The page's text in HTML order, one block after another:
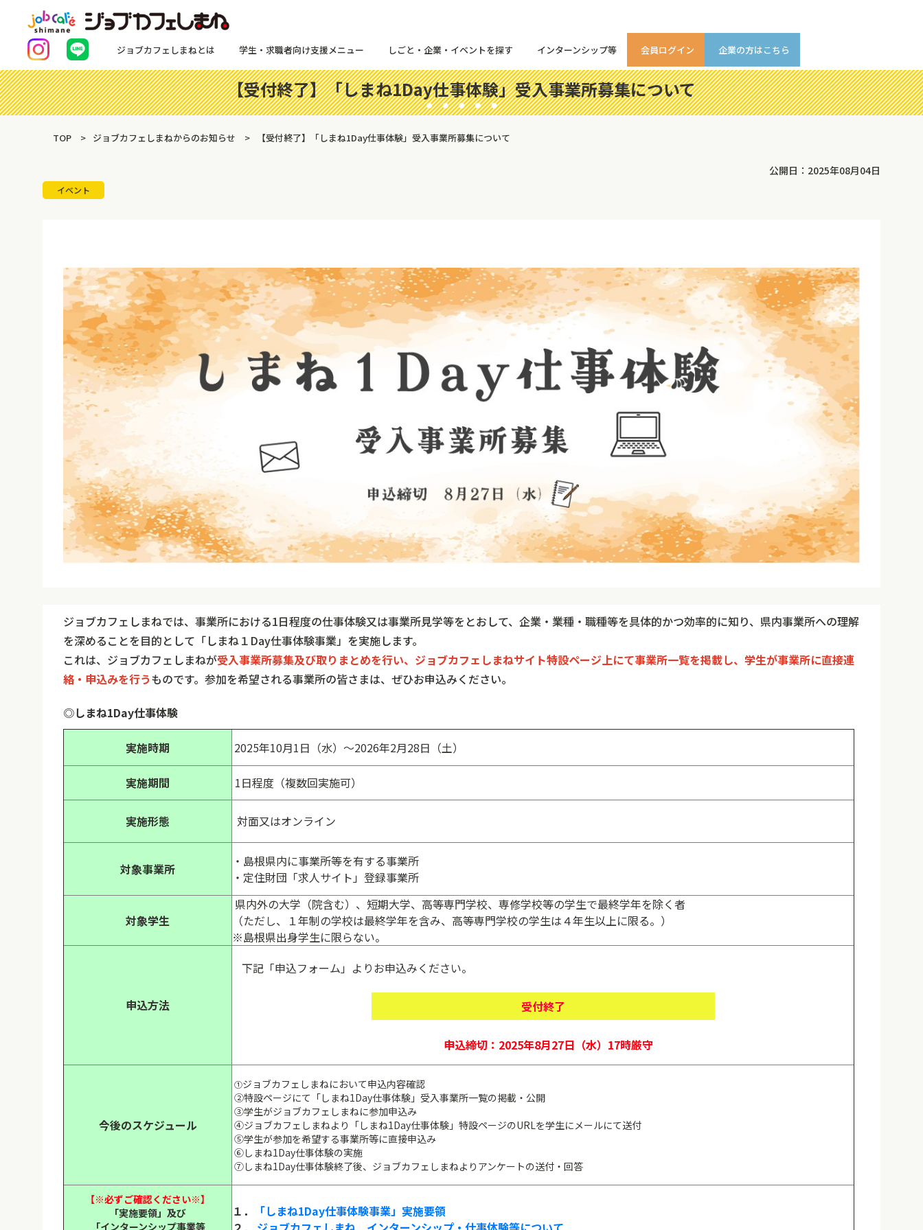
ジョブカフェしまねとは 学生・求職者向け支援メニュー しごと・企業・イベントを探す インターンシップ等 会員ログイン 企業の方はこちら
【受付終了】「しまね1Day仕事体験」受入事業所募集について
TOP ジョブカフェしまねからのお知らせ 【受付終了】「しまね1Day仕事体験」受入事業所募集について
公開日：2025年08月04日
イベント
ジョブカフェしまねでは、事業所における1日程度の仕事体験又は事業所見学等をとおして、企業・業種・職種等を具体的かつ効率的に知り、県内事業所への理解
を深めることを目的として「しまね１Day仕事体験事業」を実施します。
これは、ジョブカフェしまねが受入事業所募集及び取りまとめを行い、ジョブカフェしまねサイト特設ページ上にて事業所一覧を掲載し、 学生が事業所に直接連
絡・申込みを行うものです。参加を希望される事業所の皆さまは、ぜひお申込みください。
◎しまね1Day仕事体験
実施時期 2025年10月1日（水）～2026年2月28日（土）
実施期間 1日程度（複数回実施可）
実施形態 対面又はオンライン
対象事業所
・島根県内に事業所等を有する事業所
・定住財団「求人サイト」登録事業所
対象学生
県内外の大学（院含む）、短期大学、高等専門学校、専修学校等の学生で最終学年を除く者
（ただし、１年制の学校は最終学年を含み、高等専門学校の学生は４年生以上に限る。）
※島根県出身学生に限らない。
申込方法
下記「申込フォーム」よりお申込みください。
受付終了
申込締切：2025年8月27日（水）17時厳守
今後のスケジュール
①ジョブカフェしまねにおいて申込内容確認
②特設ページにて「しまね1Day仕事体験」受入事業所一覧の掲載・公開
③学生がジョブカフェしまねに参加申込み
④ジョブカフェしまねより「しまね1Day仕事体験」特設ページのURLを学生に メールにて送付
⑤学生が参加を希望する事業所等に直接申込み
⑥しまね1Day仕事体験の実施
⑦しまね1Day仕事体験終了後、ジョブカフェしまねよりアンケートの送付・回答
【※必ずご確認ください※】
「実施要領」及び
「インターンシップ事業等
１．
「しまね1Day仕事体験事業」実施要領